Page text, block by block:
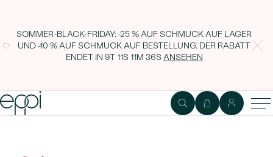
SOMMER-BLACK-FRIDAY: -25 % AUF SCHMUCK AUF LAGER
UND -10 % AUF SCHMUCK AUF BESTELLUNG. DER RABATT
ENDET IN 9T 11S 11M 35S ANSEHEN